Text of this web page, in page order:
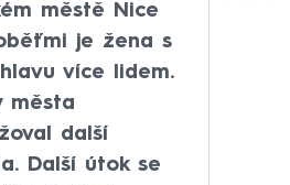
městě Nice
je žena s
více lidem.
města
další
Další útok se